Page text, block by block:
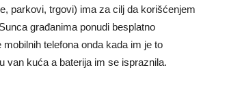
magazine
parkovi, trgovi) ima za cilj da korišćenjem
građanima ponudi besplatno
mobilnih telefona onda kada im je to
van kuća a baterija im se ispraznila.